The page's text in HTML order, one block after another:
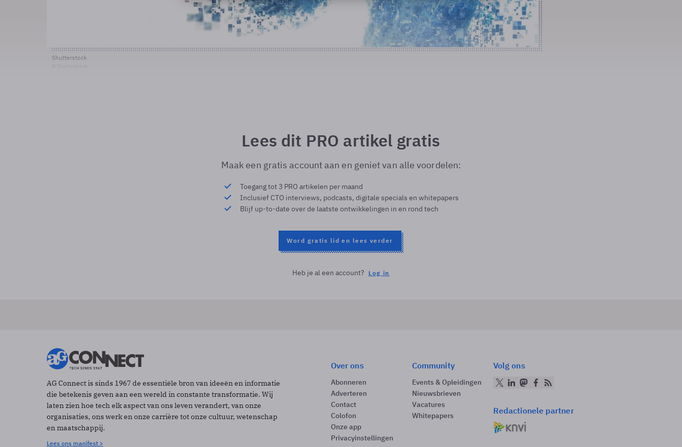
Shutterstock
Lees dit PRO artikel gratis
Maak een gratis account aan en geniet van alle voordelen:
Toegang tot 3 PRO artikelen per maand
Inclusief CTO interviews, podcasts, digitale specials en whitepapers
Blijf up-to-date over de laatste ontwikkelingen in en rond tech
Word gratis lid en lees verder
Heb je al een account? Log in
AG Connect is sinds 1967 de essentiële bron van ideeën en informatie
die betekenis geven aan een wereld in constante transformatie. Wij
laten zien hoe tech elk aspect van ons leven verandert, van onze
organisaties, ons werk en onze carrière tot onze cultuur, wetenschap
en maatschappij.
Lees ons manifest >
Over ons
Abonneren
Adverteren
Contact
Colofon
Onze app
Privacyinstellingen
Community
Events & Opleidingen
Nieuwsbrieven
Vacatures
Whitepapers
Volg ons
Redactionele partner